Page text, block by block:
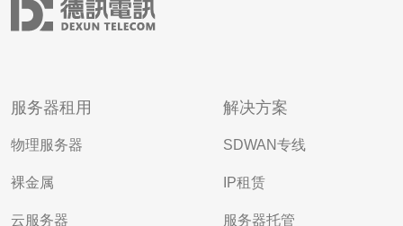
服务器租用
物理服务器
裸金属
云服务器
解决方案
SDWAN专线
IP租赁
服务器托管